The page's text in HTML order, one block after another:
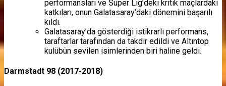
performansları ve Süper Lig’deki kritik maçlardaki
katkıları, onun Galatasaray’daki dönemini başarılı
kıldı.
Galatasaray’da gösterdiği istikrarlı performans,
taraftarlar tarafından da takdir edildi ve Altıntop
kulübün sevilen isimlerinden biri haline geldi.
Darmstadt 98 (2017-2018)